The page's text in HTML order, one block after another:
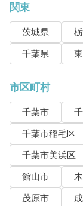
関東
茨城県
千葉県
市区町村
千葉市
千葉市稲毛区
千葉市美浜区
館山市
茂原市